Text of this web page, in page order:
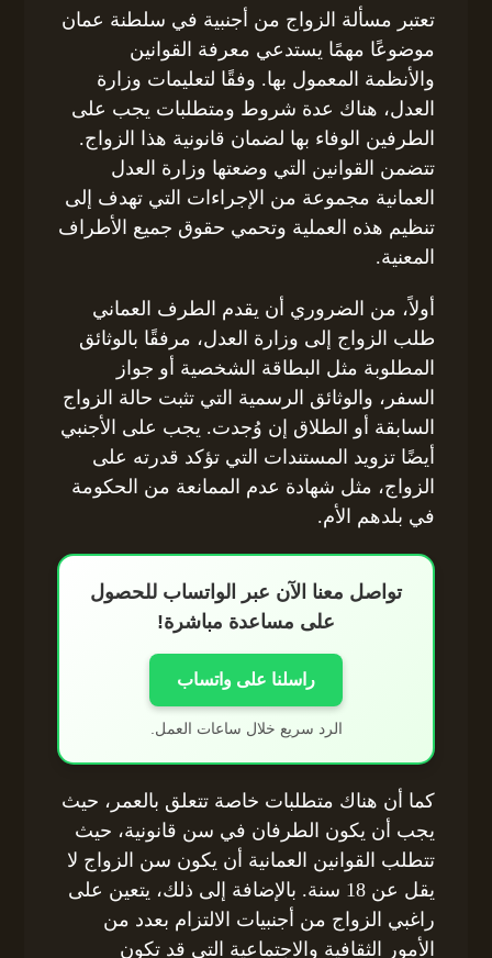
تعتبر مسألة الزواج من أجنبية في سلطنة عمان
موضوعًا مهمًا يستدعي معرفة القوانين
والأنظمة المعمول بها. وفقًا لتعليمات وزارة
العدل، هناك عدة شروط ومتطلبات يجب على
الطرفين الوفاء بها لضمان قانونية هذا الزواج.
تتضمن القوانين التي وضعتها وزارة العدل
العمانية مجموعة من الإجراءات التي تهدف إلى
تنظيم هذه العملية وتحمي حقوق جميع الأطراف
المعنية.
أولاً، من الضروري أن يقدم الطرف العماني
طلب الزواج إلى وزارة العدل، مرفقًا بالوثائق
المطلوبة مثل البطاقة الشخصية أو جواز
السفر، والوثائق الرسمية التي تثبت حالة الزواج
السابقة أو الطلاق إن وُجدت. يجب على الأجنبي
أيضًا تزويد المستندات التي تؤكد قدرته على
الزواج، مثل شهادة عدم الممانعة من الحكومة
في بلدهم الأم.
تواصل معنا الآن عبر الواتساب للحصول
على مساعدة مباشرة!
راسلنا على واتساب
الرد سريع خلال ساعات العمل.
كما أن هناك متطلبات خاصة تتعلق بالعمر، حيث
يجب أن يكون الطرفان في سن قانونية، حيث
تتطلب القوانين العمانية أن يكون سن الزواج لا
يقل عن 18 سنة. بالإضافة إلى ذلك، يتعين على
راغبي الزواج من أجنبيات الالتزام بعدد من
الأمور الثقافية والاجتماعية التي قد تكون